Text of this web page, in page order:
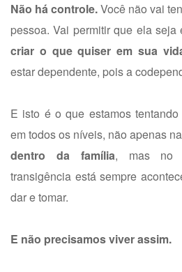
Não há controle.Você não vai
pessoa. Vai permitir que ela
criar o que quiser em sua
estar dependente, pois a
E isto é o que estamos
em todos os níveis, não apenas
dentro da família, mas no
transigência está sempre
dar e tomar.
E não precisamos viver assim.